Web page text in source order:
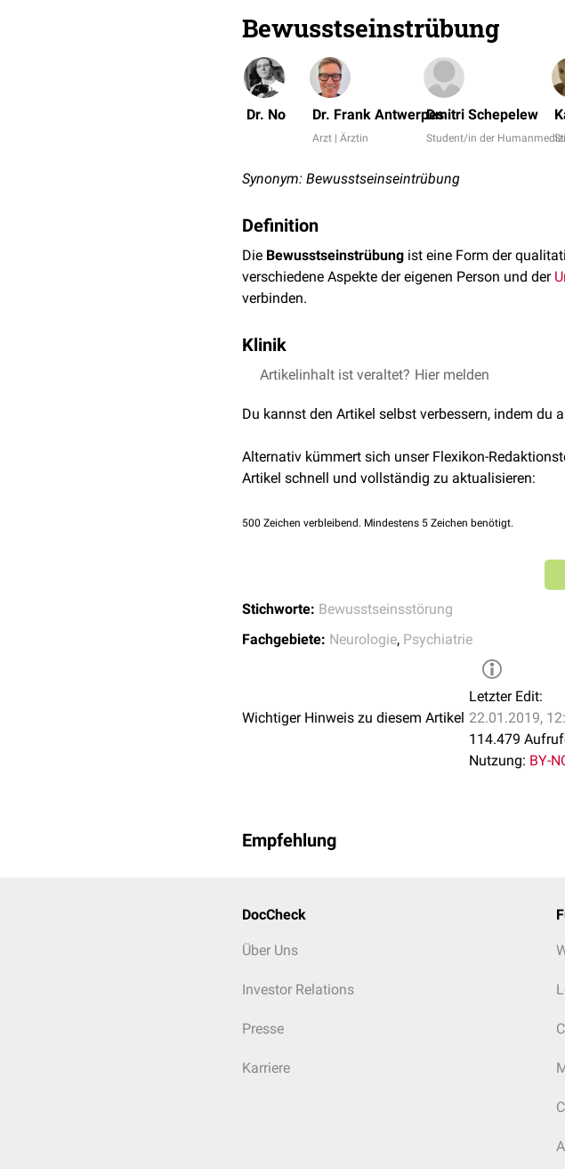
Bewusstseinstrübung
Dr. No Dr. Frank Antwerpes
Arzt | Ärztin
Dmitri Schepelew
Student/in der
Synonym: Bewusstseinseintrübung
Definition
Die Bewusstseinstrübung ist eine Form der
verschiedene Aspekte der eigenen Person und der
verbinden.
Klinik
Zur Symptomatik der Bewusstseinstrübung zählen
Bewusstseinstrübungen können z.B. auftreten bei
Morbus Alzheimer
Schädel-Hirn-Traumata
Delir
Artikelinhalt ist veraltet? Hier melden
Du kannst den Artikel selbst verbessern, indem du
Alternativ kümmert sich unser Flexikon-
Artikel schnell und vollständig zu aktualisieren:
500 Zeichen verbleibend. Mindestens 5 Zeichen benötigt.
Stichworte: Bewusstseinsstörung
Fachgebiete: Neurologie, Psychiatrie
Wichtiger Hinweis zu diesem Artikel
Letzter Edit:
22.01.2019,
114.479
Nutzung: BY-
Empfehlung
DocCheck
Über Uns
Investor Relations
Presse
Karriere